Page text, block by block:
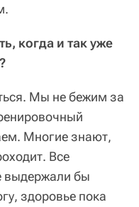
когда и так уже
Мы не бежим за
Многие знают,
Все
выдержали бы
здоровье пока